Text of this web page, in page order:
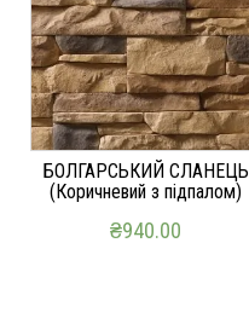
БОЛГАРСЬКИЙ СЛАНЕЦЬ
(Коричневий з підпалом)
₴940.00